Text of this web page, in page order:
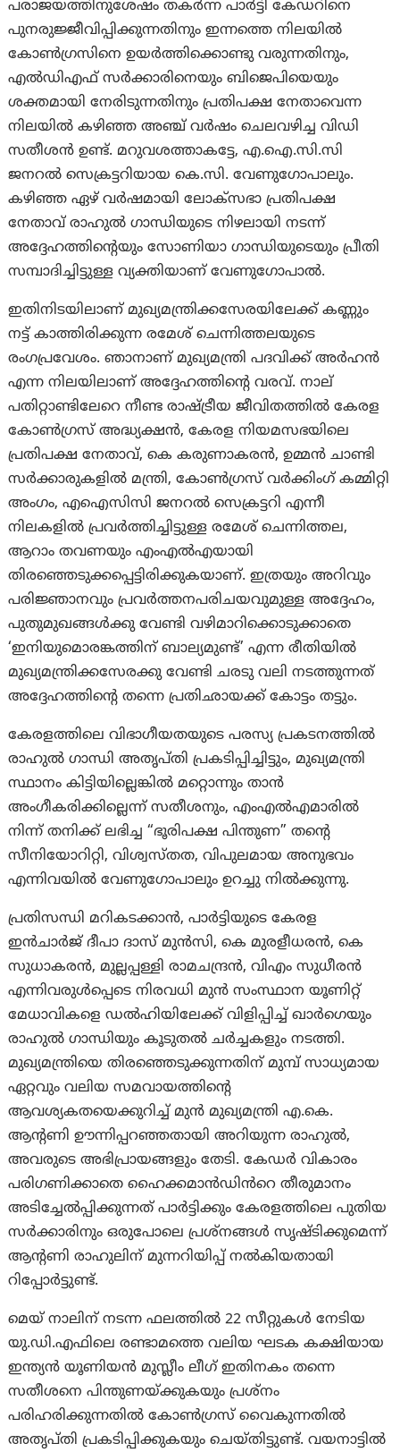
പരാജയത്തിനുശേഷം തകർന്ന പാർട്ടി കേഡറിനെ
പുനരുജ്ജീവിപ്പിക്കുന്നതിനും ഇന്നത്തെ നിലയില്‍
കോൺഗ്രസിനെ ഉയര്‍ത്തിക്കൊണ്ടു വരുന്നതിനും,
എൽഡിഎഫ് സർക്കാരിനെയും ബിജെപിയെയും
ശക്തമായി നേരിടുന്നതിനും പ്രതിപക്ഷ നേതാവെന്ന
നിലയിൽ കഴിഞ്ഞ അഞ്ച് വർഷം ചെലവഴിച്ച വിഡി
സതീശൻ ഉണ്ട്. മറുവശത്താകട്ടേ, എ.ഐ.സി.സി
ജനറൽ സെക്രട്ടറിയായ കെ.സി. വേണുഗോപാലും.
കഴിഞ്ഞ ഏഴ് വർഷമായി ലോക്‌സഭാ പ്രതിപക്ഷ
നേതാവ് രാഹുൽ ഗാന്ധിയുടെ നിഴലായി നടന്ന്
അദ്ദേഹത്തിന്റെയും സോണിയാ ഗാന്ധിയുടെയും പ്രീതി
സമ്പാദിച്ചിട്ടുള്ള വ്യക്തിയാണ് വേണുഗോപാല്‍.
ഇതിനിടയിലാണ് മുഖ്യമന്ത്രിക്കസേരയിലേക്ക് കണ്ണും
നട്ട് കാത്തിരിക്കുന്ന രമേശ് ചെന്നിത്തലയുടെ
രംഗപ്രവേശം. ഞാനാണ് മുഖ്യമന്ത്രി പദവിക്ക് അര്‍ഹന്‍
എന്ന നിലയിലാണ് അദ്ദേഹത്തിന്റെ വരവ്. നാല്
പതിറ്റാണ്ടിലേറെ നീണ്ട രാഷ്ട്രീയ ജീവിതത്തിൽ കേരള
കോൺഗ്രസ് അദ്ധ്യക്ഷൻ, കേരള നിയമസഭയിലെ
പ്രതിപക്ഷ നേതാവ്, കെ കരുണാകരൻ, ഉമ്മൻ ചാണ്ടി
സർക്കാരുകളിൽ മന്ത്രി, കോൺഗ്രസ് വർക്കിംഗ് കമ്മിറ്റി
അംഗം, എഐസിസി ജനറൽ സെക്രട്ടറി എന്നീ
നിലകളിൽ പ്രവർത്തിച്ചിട്ടുള്ള രമേശ് ചെന്നിത്തല,
ആറാം തവണയും എംഎൽഎയായി
തിരഞ്ഞെടുക്കപ്പെട്ടിരിക്കുകയാണ്. ഇത്രയും അറിവും
പരിജ്ഞാനവും പ്രവര്‍ത്തനപരിചയവുമുള്ള അദ്ദേഹം,
പുതുമുഖങ്ങള്‍ക്കു വേണ്ടി വഴിമാറിക്കൊടുക്കാതെ
‘ഇനിയുമൊരങ്കത്തിന് ബാല്യമുണ്ട്’ എന്ന രീതിയില്‍
മുഖ്യമന്ത്രിക്കസേരക്കു വേണ്ടി ചരടു വലി നടത്തുന്നത്
അദ്ദേഹത്തിന്റെ തന്നെ പ്രതിഛായക്ക് കോട്ടം തട്ടും.
കേരളത്തിലെ വിഭാഗീയതയുടെ പരസ്യ പ്രകടനത്തിൽ
രാഹുല്‍ ഗാന്ധി അതൃപ്തി പ്രകടിപ്പിച്ചിട്ടും, മുഖ്യമന്ത്രി
സ്ഥാനം കിട്ടിയില്ലെങ്കില്‍ മറ്റൊന്നും താൻ
അംഗീകരിക്കില്ലെന്ന് സതീശനും, എം‌എല്‍‌എമാരില്‍
നിന്ന് തനിക്ക് ലഭിച്ച “ഭൂരിപക്ഷ പിന്തുണ” തന്റെ
സീനിയോറിറ്റി, വിശ്വസ്തത, വിപുലമായ അനുഭവം
എന്നിവയില്‍ വേണുഗോപാലും ഉറച്ചു നില്‍ക്കുന്നു.
പ്രതിസന്ധി മറികടക്കാൻ, പാർട്ടിയുടെ കേരള
ഇൻചാർജ് ദീപാ ദാസ് മുൻസി, കെ മുരളീധരൻ, കെ
സുധാകരൻ, മുല്ലപ്പള്ളി രാമചന്ദ്രൻ, വിഎം സുധീരൻ
എന്നിവരുൾപ്പെടെ നിരവധി മുൻ സംസ്ഥാന യൂണിറ്റ്
മേധാവികളെ ഡല്‍ഹിയിലേക്ക് വിളിപ്പിച്ച് ഖാർഗെയും
രാഹുല്‍ ഗാന്ധിയും കൂടുതൽ ചർച്ചകളും നടത്തി.
മുഖ്യമന്ത്രിയെ തിരഞ്ഞെടുക്കുന്നതിന് മുമ്പ് സാധ്യമായ
ഏറ്റവും വലിയ സമവായത്തിന്റെ
ആവശ്യകതയെക്കുറിച്ച് മുൻ മുഖ്യമന്ത്രി എ.കെ.
ആന്റണി ഊന്നിപ്പറഞ്ഞതായി അറിയുന്ന രാഹുൽ,
അവരുടെ അഭിപ്രായങ്ങളും തേടി. കേഡർ വികാരം
പരിഗണിക്കാതെ ഹൈക്കമാൻഡിൻറെ തീരുമാനം
അടിച്ചേൽപ്പിക്കുന്നത് പാർട്ടിക്കും കേരളത്തിലെ പുതിയ
സർക്കാരിനും ഒരുപോലെ പ്രശ്നങ്ങൾ സൃഷ്ടിക്കുമെന്ന്
ആന്റണി രാഹുലിന് മുന്നറിയിപ്പ് നൽകിയതായി
റിപ്പോർട്ടുണ്ട്.
മെയ് നാലിന് നടന്ന ഫലത്തിൽ 22 സീറ്റുകൾ നേടിയ
യു.ഡി.എഫിലെ രണ്ടാമത്തെ വലിയ ഘടക കക്ഷിയായ
ഇന്ത്യൻ യൂണിയൻ മുസ്ലീം ലീഗ് ഇതിനകം തന്നെ
സതീശനെ പിന്തുണയ്ക്കുകയും പ്രശ്നം
പരിഹരിക്കുന്നതിൽ കോൺഗ്രസ് വൈകുന്നതിൽ
അതൃപ്തി പ്രകടിപ്പിക്കുകയും ചെയ്തിട്ടുണ്ട്. വയനാട്ടിൽ